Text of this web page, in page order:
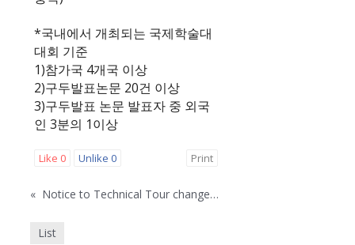
*국내에서 개최되는 국제학술대
대회 기준
1)참가국 4개국 이상
2)구두발표논문 20건 이상
3)구두발표 논문 발표자 중 외국
인 3분의 1이상
Like 0 Unlike 0 Print
« Notice to Technical Tour changed due to the strike at “Busan Newport"
List